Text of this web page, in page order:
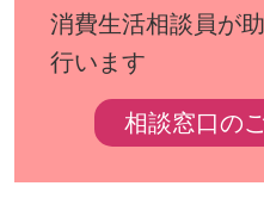
消費生活相談員が
行います
相談窓口の